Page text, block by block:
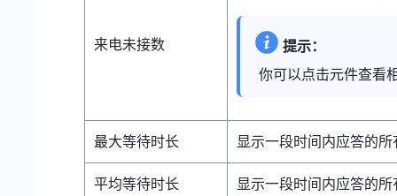
来电未接数
提示：
你可以点击元件查看
最大等待时长 显示一段时间内应答的
平均等待时长 显示一段时间内应答的